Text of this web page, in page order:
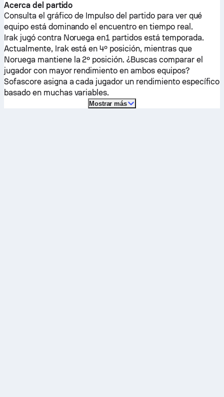
Acerca del partido
Consulta el gráfico de Impulso del partido para ver qué
equipo está dominando el encuentro en tiempo real.
Irakjugó contra Noruega en1 partidos está temporada.
Actualmente, Irakestá en 4º posición, mientras que
Noruega mantiene la 2º posición. ¿Buscas comparar el
jugador con mayor rendimiento en ambos equipos?
Sofascore asigna a cada jugador un rendimiento específico
basado en muchas variables.
Mostrar más